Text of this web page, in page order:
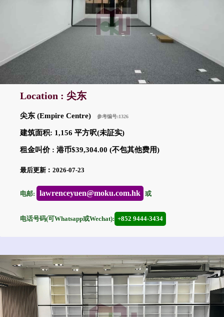
Location : 尖东
尖东 (Empire Centre) 参考编号:1326
建筑面积: 1,156 平方呎(未証实)
租金叫价 : 港币$39,304.00 (不包其他费用)
最后更新︰2026-07-23
电邮: lawrenceyuen@moku.com.hk 或
电话号码(可Whatsapp或Wechat): +852 9444-3434